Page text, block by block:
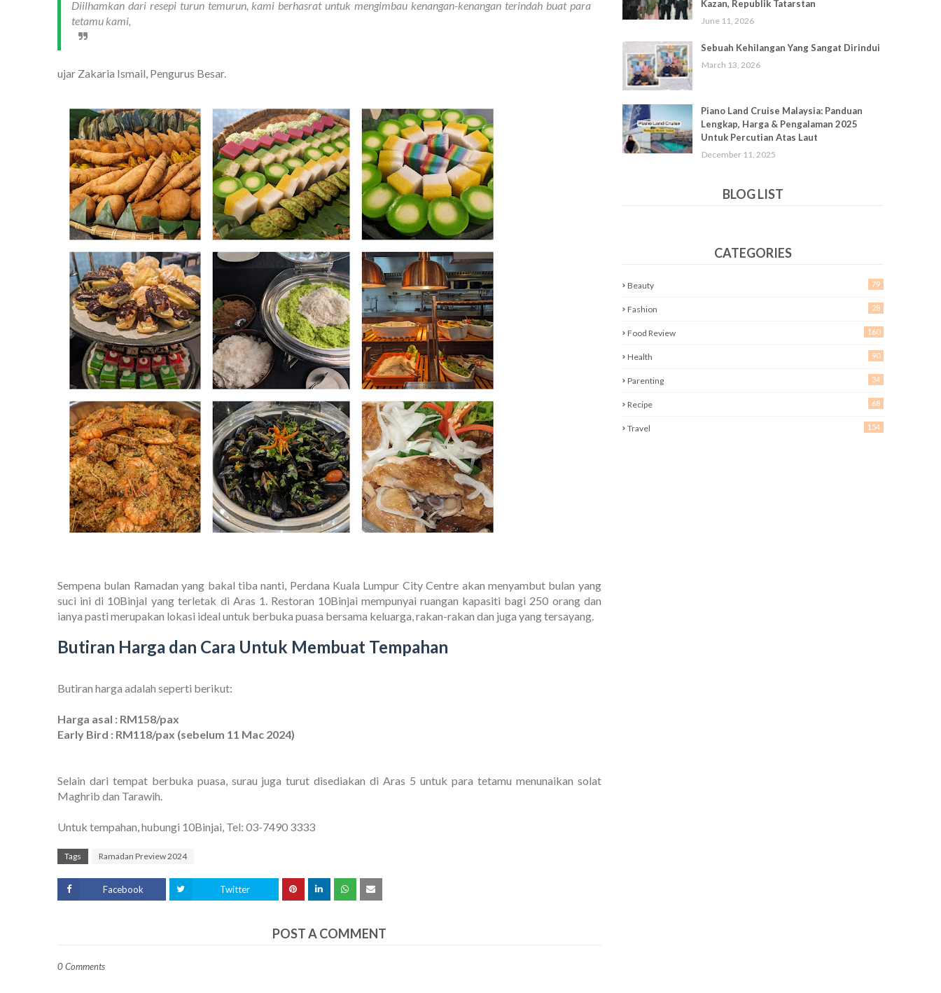
Diilhamkan dari resepi turun temurun, kami berhasrat untuk mengimbau kenangan-kenangan terindah buat para
tetamu kami,
ujar Zakaria Ismail, Pengurus Besar.
Sempena bulan Ramadan yang bakal tiba nanti, Perdana Kuala Lumpur City Centre akan menyambut bulan yang
suci ini di 10BinjaI yang terletak di Aras 1. Restoran 10Binjai mempunyai ruangan kapasiti bagi 250 orang dan
ianya pasti merupakan lokasi ideal untuk berbuka puasa bersama keluarga, rakan-rakan dan juga yang tersayang.
Butiran Harga dan Cara Untuk Membuat Tempahan
Butiran harga adalah seperti berikut:
Harga asal : RM158/pax
Early Bird : RM118/pax (sebelum 11 Mac 2024)
Selain dari tempat berbuka puasa, surau juga turut disediakan di Aras 5 untuk para tetamu menunaikan solat
Maghrib dan Tarawih.
Untuk tempahan, hubungi 10Binjai, Tel: 03-7490 3333
Tags Ramadan Preview 2024
Facebook Twitter
POST A COMMENT
0 Comments
Kazan, Republik Tatarstan
June 11, 2026
Sebuah Kehilangan Yang Sangat Dirindui
March 13, 2026
Piano Land Cruise Malaysia: Panduan
Lengkap, Harga & Pengalaman 2025
Untuk Percutian Atas Laut
December 11, 2025
BLOG LIST
CATEGORIES
Beauty 79
Fashion 28
Food Review 160
Health 90
Parenting 34
Recipe 68
Travel 154